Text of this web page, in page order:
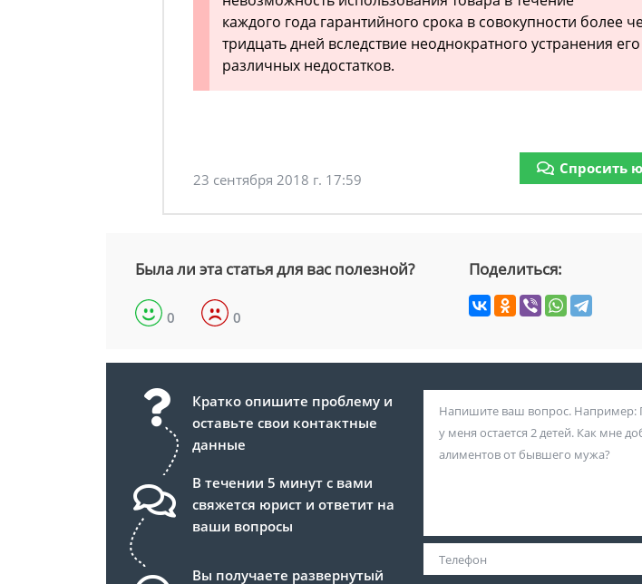
каждого года гарантийного срока в совокупности более
тридцать дней вследствие неоднократного устранения его
различных недостатков.
23 сентября 2018 г. 17:59
Спросить
Была ли эта статья для вас полезной?
0 0
Поделиться:
Кратко опишите проблему и
оставьте свои контактные
данные
В течении 5 минут с вами
свяжется юрист и ответит на
ваши вопросы
Вы получаете развернутый